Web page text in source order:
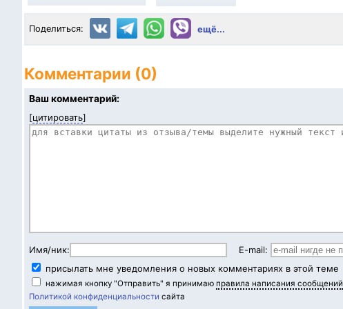
Поделиться: ещё...
Комментарии (0)
Ваш комментарий:
[цитировать]
Имя/ник:
E-mail:
присылать мне уведомления о новых комментариях в этой теме
нажимая кнопку "Отправить" я принимаю правила написания сообщений
Политикой конфиденциальности сайта